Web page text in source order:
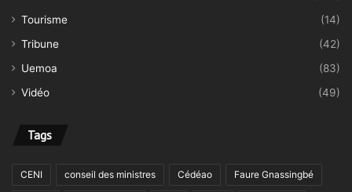
Tourisme
(14)
Tribune
(42)
Uemoa
(83)
Vidéo
(49)
Tags
CENI conseil des ministres Cédéao Faure Gnassingbé